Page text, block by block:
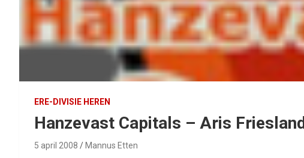
ERE-DIVISIE HEREN
Hanzevast Capitals – Aris Friesland
5 april 2008 Mannus Etten